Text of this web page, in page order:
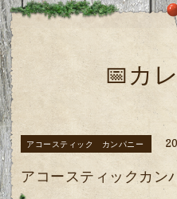
📅カ
アコースティック カンパニー
アコースティックカン